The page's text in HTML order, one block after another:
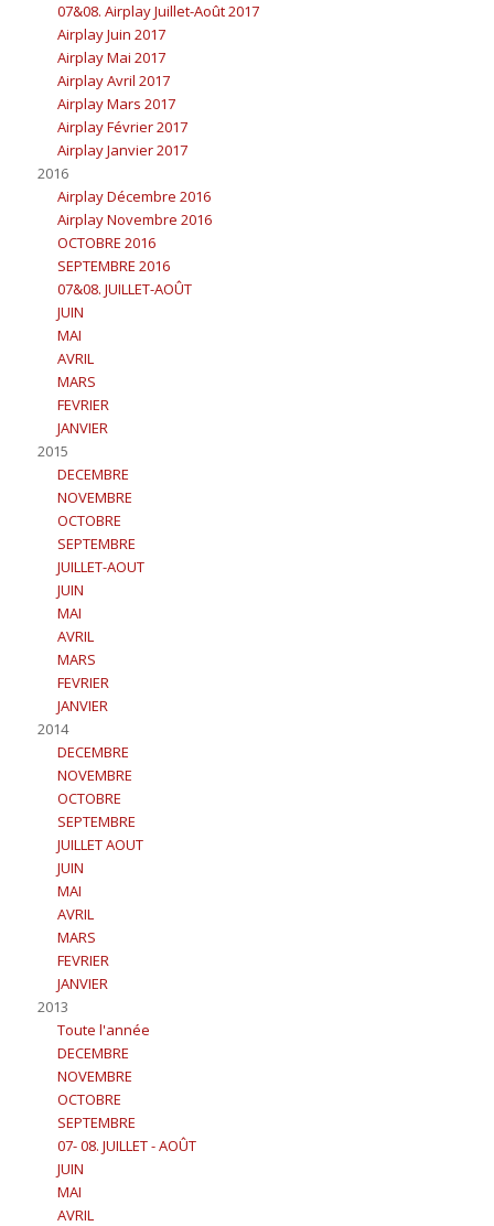
07&08. Airplay Juillet-Août 2017
Airplay Juin 2017
Airplay Mai 2017
Airplay Avril 2017
Airplay Mars 2017
Airplay Février 2017
Airplay Janvier 2017
2016
Airplay Décembre 2016
Airplay Novembre 2016
OCTOBRE 2016
SEPTEMBRE 2016
07&08. JUILLET-AOÛT
JUIN
MAI
AVRIL
MARS
FEVRIER
JANVIER
2015
DECEMBRE
NOVEMBRE
OCTOBRE
SEPTEMBRE
JUILLET-AOUT
JUIN
MAI
AVRIL
MARS
FEVRIER
JANVIER
2014
DECEMBRE
NOVEMBRE
OCTOBRE
SEPTEMBRE
JUILLET AOUT
JUIN
MAI
AVRIL
MARS
FEVRIER
JANVIER
2013
Toute l'année
DECEMBRE
NOVEMBRE
OCTOBRE
SEPTEMBRE
07- 08. JUILLET - AOÛT
JUIN
MAI
AVRIL